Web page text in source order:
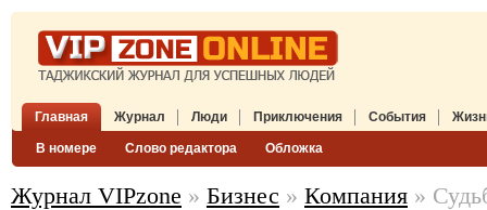
Главная Журнал
В номере Слово редактора Обложка
Люди Приключения События
Журнал VIPzone » Бизнес » Компания »